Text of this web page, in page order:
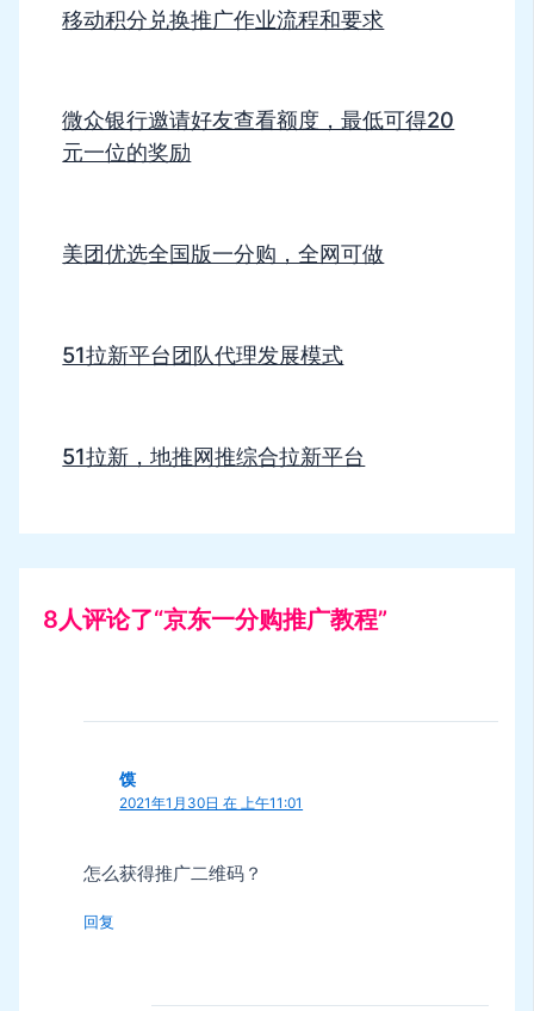
移动积分兑换推广作业流程和要求
微众银行邀请好友查看额度，最低可得20
元一位的奖励
美团优选全国版一分购，全网可做
51拉新平台团队代理发展模式
51拉新，地推网推综合拉新平台
8人评论了“京东一分购推广教程”
馍
2021年1月30日 在 上午11:01
怎么获得推广二维码？
回复